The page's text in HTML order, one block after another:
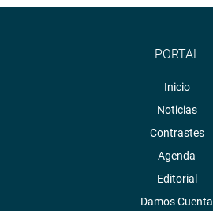
PORTAL
Inicio
Noticias
Contrastes
Agenda
Editorial
Damos Cuenta